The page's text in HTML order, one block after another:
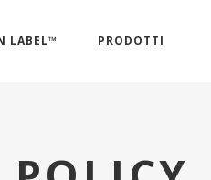
LABEL™ PRODOTTI